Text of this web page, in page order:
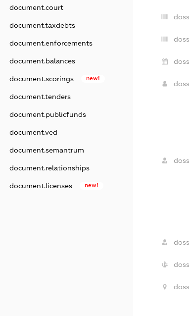
document.court
document.taxdebts
document.enforcements
document.balances
document.scorings new!
document.tenders
document.publicfunds
document.ved
document.semantrum
document.relationships
document.licenses new!